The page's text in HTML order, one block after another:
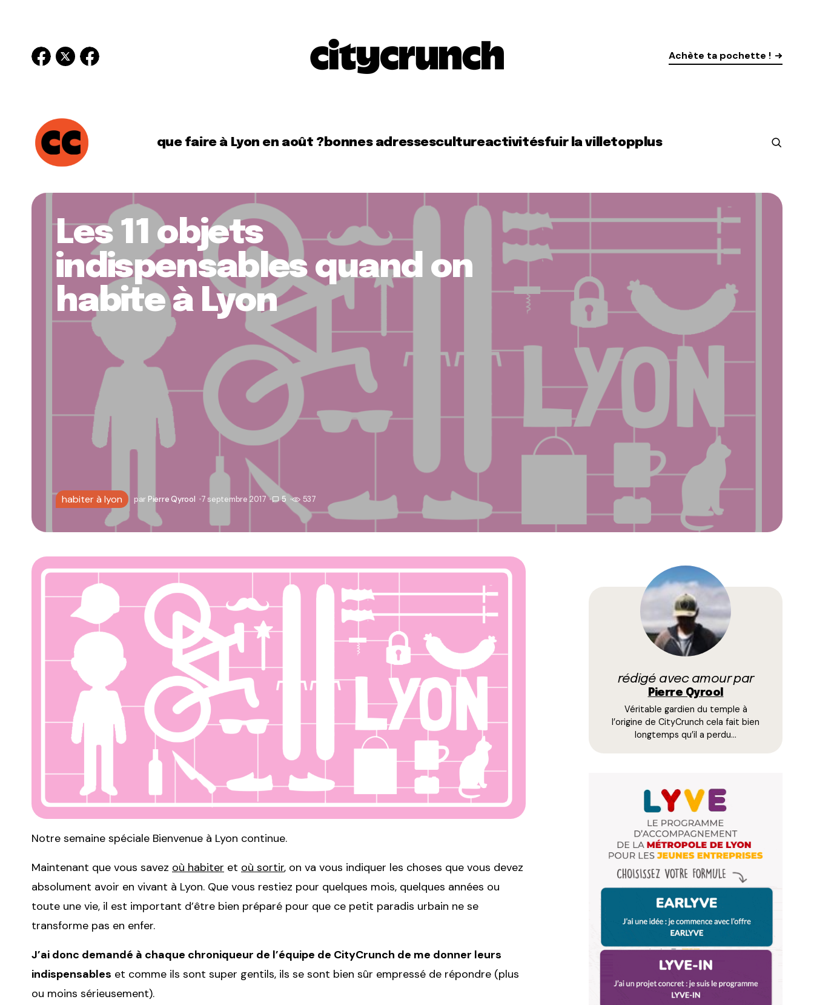
Achète ta pochette !
que faire à Lyon en août ?bonnes adressescultureactivitésfuir la villetopplus
Les 11 objets
indispensables quand on
habite à Lyon
habiter à lyon par Pierre Qyrool 7 septembre 2017 5 537
Notre semaine spéciale Bienvenue à Lyon continue.
Maintenant que vous savez où habiter et où sortir, on va vous indiquer les choses que vous devez
absolument avoir en vivant à Lyon. Que vous restiez pour quelques mois, quelques années ou
toute une vie, il est important d’être bien préparé pour que ce petit paradis urbain ne se
transforme pas en enfer.
J’ai donc demandé à chaque chroniqueur de l’équipe de CityCrunch de me donner leurs
indispensables et comme ils sont super gentils, ils se sont bien sûr empressé de répondre (plus
ou moins sérieusement).
rédigé avec amour par
Pierre Qyrool
Véritable gardien du temple à
l’origine de CityCrunch cela fait bien
longtemps qu’il a perdu…